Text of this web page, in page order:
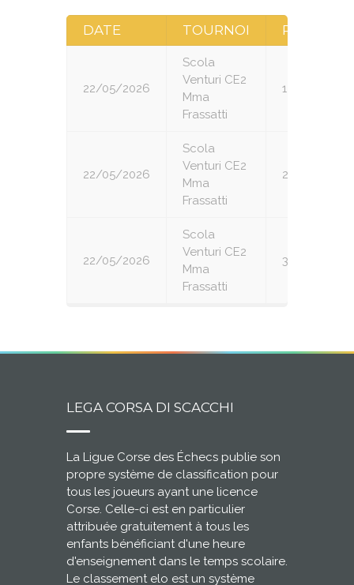
DATE TOURNOI RONDE
22/05/2026
Scola
Venturi CE2
Mma
Frassatti
1
22/05/2026
Scola
Venturi CE2
Mma
Frassatti
2
22/05/2026
Scola
Venturi CE2
Mma
Frassatti
3
LEGA CORSA DI SCACCHI
La Ligue Corse des Échecs publie son
propre système de classification pour
tous les joueurs ayant une licence
Corse. Celle-ci est en particulier
attribuée gratuitement à tous les
enfants bénéficiant d'une heure
d'enseignement dans le temps scolaire.
Le classement elo est un système